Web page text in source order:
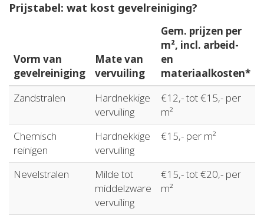
Prijstabel: wat kost gevelreiniging?
Vorm van
gevelreiniging
Mate van
vervuiling
Gem. prijzen per
m², incl. arbeid-
en
materiaalkosten*
Zandstralen
Hardnekkige
vervuiling
€12,- tot €15,- per
m²
Chemisch
reinigen
Hardnekkige
vervuiling
€15,- per m²
Nevelstralen
Milde tot
middelzware
vervuiling
€15,- tot €20,- per
m²